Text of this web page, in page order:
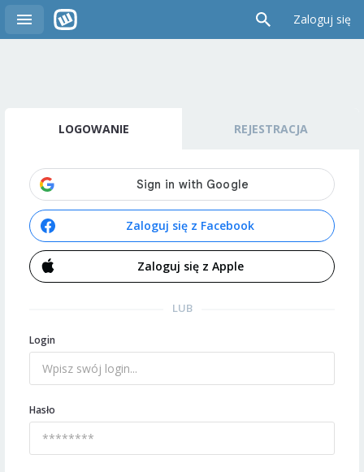
Zaloguj się
LOGOWANIE REJESTRACJA
Zaloguj się z Facebook
Zaloguj się z Apple
LUB
Login
Hasło